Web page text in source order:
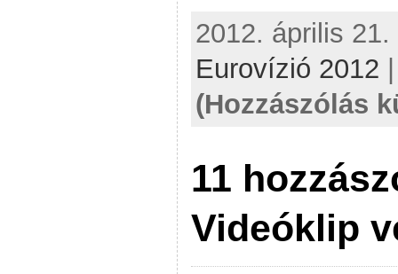
2012. április
Eurovízió 2012
(Hozzászólás
11
Videóklip